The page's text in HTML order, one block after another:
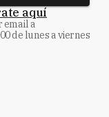
aquí
email a
de lunes a viernes